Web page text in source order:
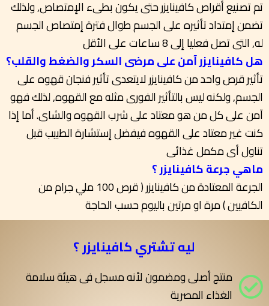
تضمن إمتداد تأثيره على الجسم طوال فترة إمتصاص الجسم
له, التى تصل فعليا إلى 8 ساعات على الأقل
هل كافينايزر آمن على مرضى السكر والضغط والقلب؟
الجسم, ولكنه ليس بالتأثير الفورى مثله مع القهوه, لذلك فهو
آمن على كل من هو معتاد على شرب القهوه والشاى. أما إذا
كنت غير معتاد على القهوه فيفضل إستشارة الطبيب قبل
تناول أى مكمل غذائى
ماهي جرعة كافينايزر ؟
الكافيين ) مرة او مرتين باليوم حسب الحاجة
ليه تشتري كافينايزر ؟
منتج أصلى ومضمون لأنه مسجل فى هيئة سلامة
الغذاء المصرية